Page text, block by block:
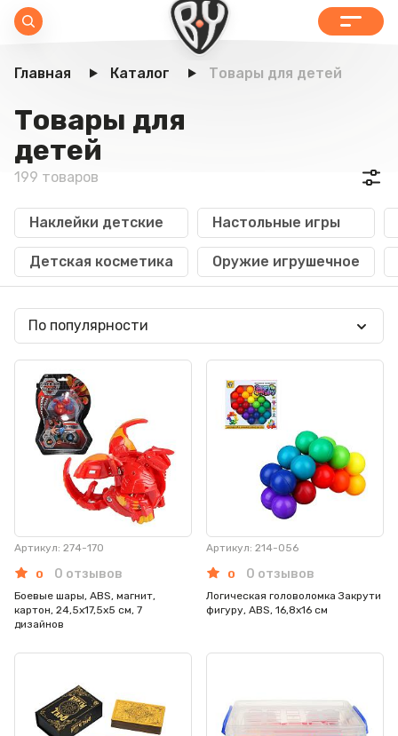
Главная Каталог Товары для детей
Товары для
детей
199 товаров
Наклейки детские Настольные игры
Детская косметика Оружие игрушечное
По популярности
Артикул: 274-170
0 0 отзывов
Боевые шары, ABS, магнит,
картон, 24,5х17,5х5 см, 7
дизайнов
Артикул: 214-056
0 0 отзывов
Логическая головоломка Закрути
фигуру, ABS, 16,8х16 см